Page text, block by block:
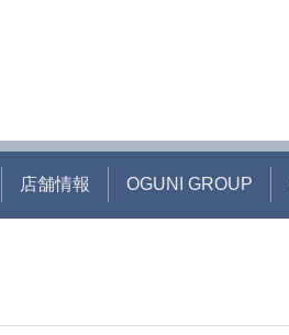
店舗情報 OGUNI GROUP